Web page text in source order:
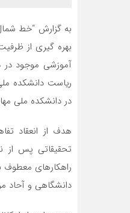
به گزارش “خط
بهره گیری از
آموزشی موجود در
ریاست دانشکده
در دانشکده ملی
هدف از انعقاد
تحقیقاتی پس از
راهکارهای معطوف
دانشگاهی و آحاد